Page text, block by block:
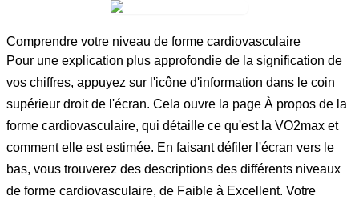
Comprendre votre niveau de forme cardiovasculaire
Pour une explication plus approfondie de la signification de
vos chiffres, appuyez sur l'icône d'information dans le coin
supérieur droit de l'écran. Cela ouvre la page À propos de la
forme cardiovasculaire, qui détaille ce qu'est la VO2max et
comment elle est estimée. En faisant défiler l'écran vers le
bas, vous trouverez des descriptions des différents niveaux
de forme cardiovasculaire, de Faible à Excellent. Votre